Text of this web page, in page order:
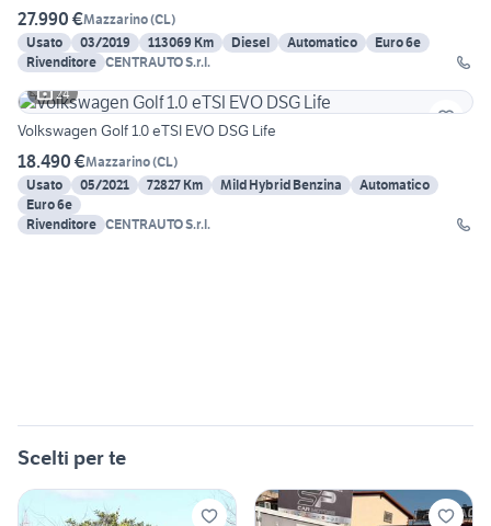
27.990 €Mazzarino(CL)
Usato
03/2019 113069 Km Diesel Automatico
Euro 6e
Rivenditore CENTRAUTO S.r.l.
24
Volkswagen Golf 1.0 eTSI EVO DSG Life
18.490 €Mazzarino(CL)
Usato
05/2021 72827 Km Mild Hybrid Benzina
Automatico
Euro 6e
Rivenditore CENTRAUTO S.r.l.
Scelti per te